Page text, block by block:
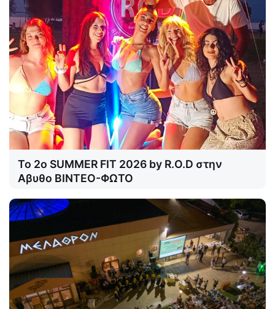
Το 2o SUMMER FIT 2026 by R.O.D στην
Αβυθο ΒΙΝΤΕΟ-ΦΩΤΟ